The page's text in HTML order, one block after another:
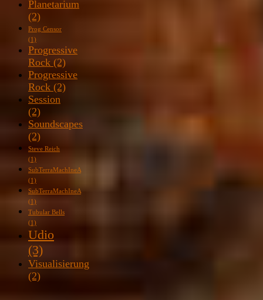
Planetarium
(2)
Prog Censor
(1)
Progressive
Rock (2)
Progressive
Rock (2)
Session
(2)
Soundscapes
(2)
Steve Reich
(1)
SubTerraMachIneA
(1)
SubTerraMachIneA
(1)
Tubular Bells
(1)
Udio
(3)
Visualisierung
(2)